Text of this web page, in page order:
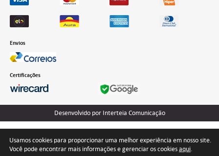
Envios
Certificações
Desenvolvido por Interteia Comunicação
Usamos cookies para proporcionar uma melhor experiência em nosso site.
Você pode encontrar mais informações e gerenciar os cookiesaqui.